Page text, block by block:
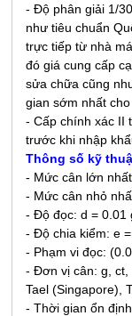
- Độ phân giải 1/
như tiêu chuẩn
trực tiếp từ nhà
đó giá cung cấp
sửa chữa cũng
gian sớm nhất cho
- Cấp chính xác II
trước khi nhập
Thông số kỹ
- Mức cân lớn nhất
- Mức cân nhỏ
- Độ đọc: d = 0.01
- Độ chia kiểm: e =
- Phạm vi đọc:
- Đơn vị cân: g, ct,
Tael (Singapore),
- Thời gian ổn